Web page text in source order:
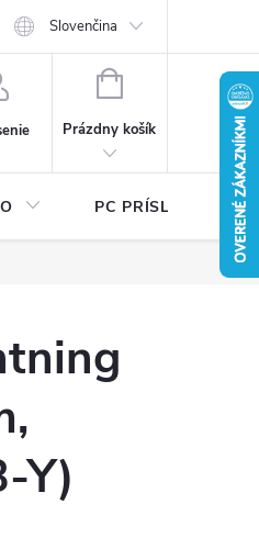
Písalo sa o nás
Slovenčina
NÁKUPNÝ
Prázdny košík
PC
Y)